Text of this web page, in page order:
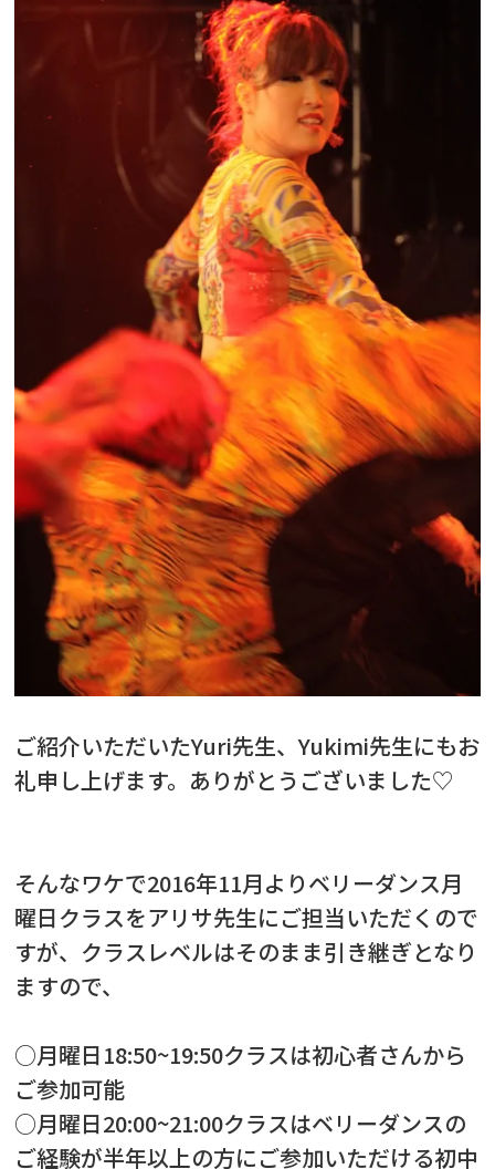
ご紹介いただいたYuri先生、Yukimi先生にもお
礼申し上げます。ありがとうございました♡
そんなワケで2016年11月よりベリーダンス月
曜日クラスをアリサ先生にご担当いただくので
すが、クラスレベルはそのまま引き継ぎとなり
ますので、
○月曜日18:50~19:50クラスは初心者さんから
ご参加可能
○月曜日20:00~21:00クラスはベリーダンスの
ご経験が半年以上の方にご参加いただける初中